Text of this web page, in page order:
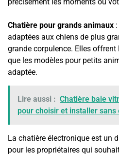
précisément les moments où
Chatière pour grands animaux
adaptées aux chiens de plus
grande corpulence. Elles
que les modèles pour petits
adaptée.
Lire aussi : Chatière baie
pour choisir et installer sans
La chatière électronique est un
pour les propriétaires qui